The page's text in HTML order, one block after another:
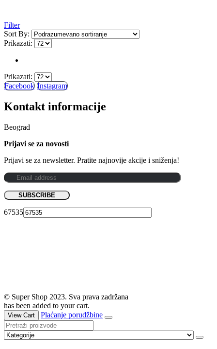
Filter
Sort By:
Prikazati:
Prikazati:
Facebook Instagram
Kontakt informacije
Beograd
Prijavi se za novosti
Prijavi se za newsletter. Pratite najnovije akcije i sniženja!
67535
© Super Shop 2023. Sva prava zadržana
has been added to your cart.
View Cart Plaćanje porudžbine